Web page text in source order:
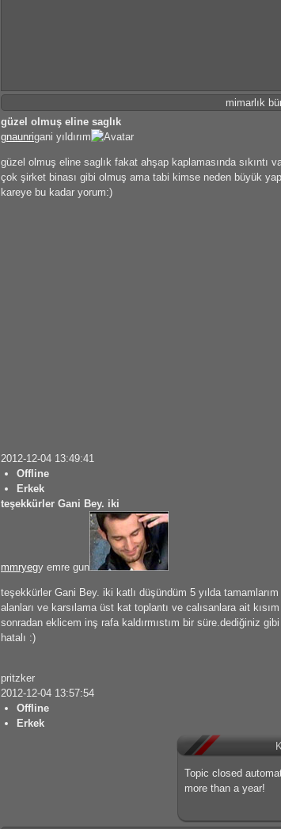
mimarlık
güzel olmuş eline saglık
gnaunrigani yıldırım
güzel olmuş eline saglık fakat ahşap kaplamasında sıkıntı
çok şirket binası gibi olmuş ama tabi kimse neden büyük
kareye bu kadar yorum:)
2012-12-04 13:49:41
Offline
Erkek
teşekkürler Gani Bey. iki
mmryegy emre gun
teşekkürler Gani Bey. iki katlı düşündüm 5 yılda
alanları ve karsılama üst kat toplantı ve calısanlara ait
sonradan eklicem inş rafa kaldırmıstım bir süre.dediğiniz
hatalı :)
pritzker
2012-12-04 13:57:54
Offline
Erkek
Topic closed
more than a year!